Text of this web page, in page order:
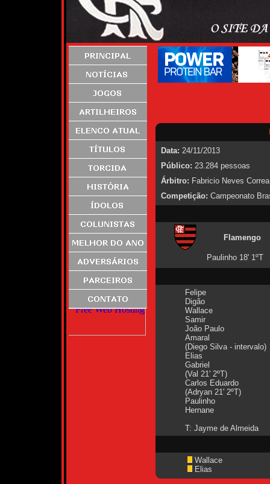
Data: 24/11/2013
Público: 23.284 pessoas
Árbitro: Fabricio Neves
Competição: Campeonato
Flamengo
Paulinho 18' 1ºT
Felipe
Digão
Wallace
Samir
João Paulo
Amaral
(Diego Silva - intervalo)
Elias
Gabriel
(Val 21' 2ºT)
Carlos Eduardo
(Adryan 21' 2ºT)
Paulinho
Hernane
T: Jayme de Almeida
Wallace
Elias